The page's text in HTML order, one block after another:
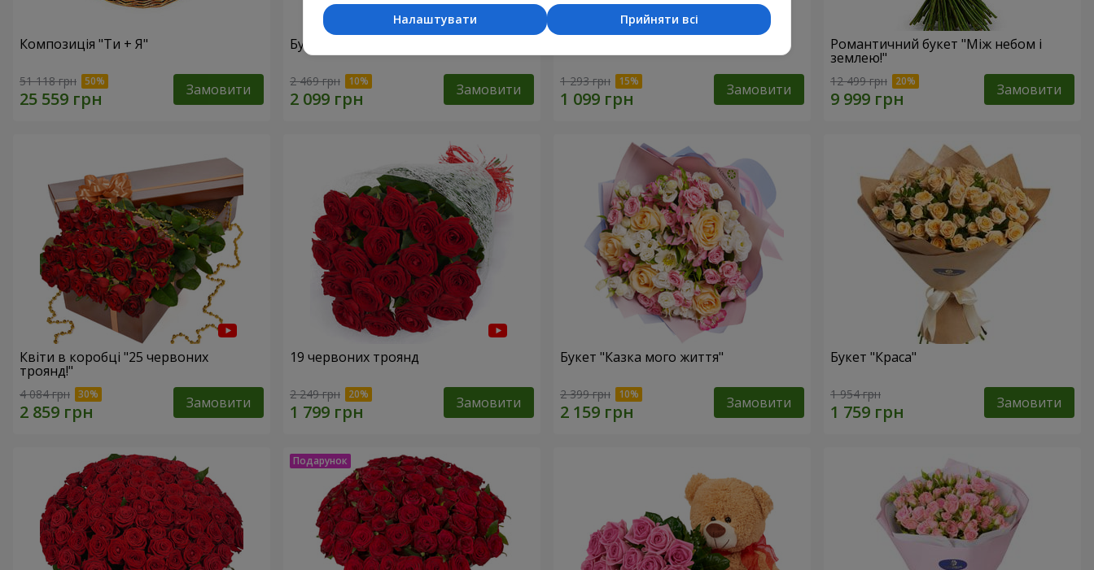
Композиція "Ти + Я"
51 118 грн Замовити
Букет "У захваті від тебе!"
2 469 грн Замовити 1 293 грн Замовити
Романтичний букет "Між небом і
землею!"
12 499 грн Замовити
Квіти в коробці "25 червоних
троянд!"
4 084 грн Замовити
19 червоних троянд
2 249 грн Замовити
Букет "Казка мого життя"
2 399 грн Замовити
Букет "Краса"
1 954 грн Замовити
Прийняти всі
Налаштувати